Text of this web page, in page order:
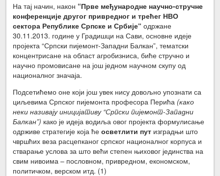
На тај начин, након “Прве међународне научно-стручне
конференције другог привредног и трећег НВО
сектора Републике Српске и Србије“ одржане
30.11.2013. године у Градишци на Сави, основне идеје
пројекта “Српски пијемонт-Западни Балкан”, тематски
концентрисане на област агробизниса, биће стручно и
научно промовисане на још једном научном скупу од
националног значаја.
Подсетићемо оне који још увек нису довољно упознати са
циљевима Српског пијемонта професора Перића (како
неки називају иницијативу “Српски пијемонт-Западни
Балкан”) како је идеја водиља овог пројекта формулисање
одрживе стратегије која ћеосветлити пут изградњи што
чвршћих веза расцепканог српског националног корпуса и
стварање услова за што већи степен њиховог јединства на
свим нивоима – пословном, привредном, економском,
политичком, верском итд. (1)